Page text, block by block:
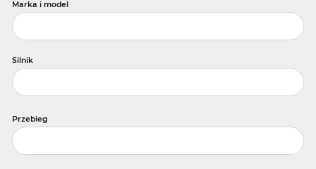
Marka i model
Silnik
Przebieg